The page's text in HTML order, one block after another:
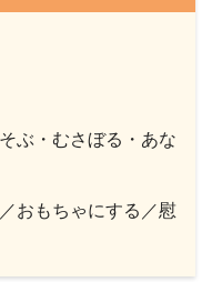
ぶ・むさぼる・あな
おもちゃにする／慰